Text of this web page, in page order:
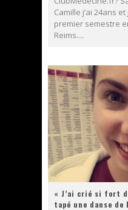
Camille j’ai 24ans
premier semestre
Reims....
« J’ai crié si fort
tapé une danse